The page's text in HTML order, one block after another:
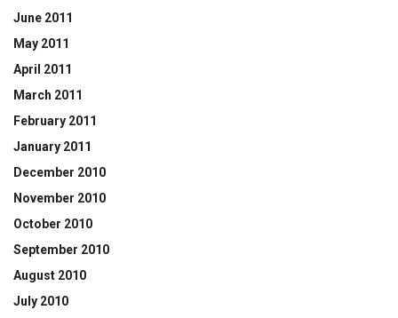
June 2011
May 2011
April 2011
March 2011
February 2011
January 2011
December 2010
November 2010
October 2010
September 2010
August 2010
July 2010